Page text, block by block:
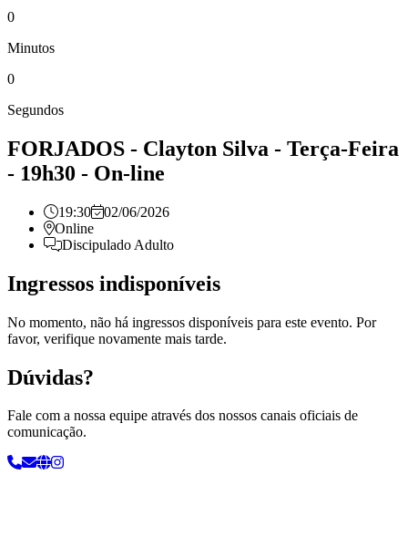
0
Minutos
0
Segundos
FORJADOS - Clayton Silva - Terça-Feira
- 19h30 - On-line
19:30
02/06/2026
Online
Discipulado Adulto
Ingressos indisponíveis
No momento, não há ingressos disponíveis para este evento. Por
favor, verifique novamente mais tarde.
Dúvidas?
Fale com a nossa equipe através dos nossos canais oficiais de
comunicação.